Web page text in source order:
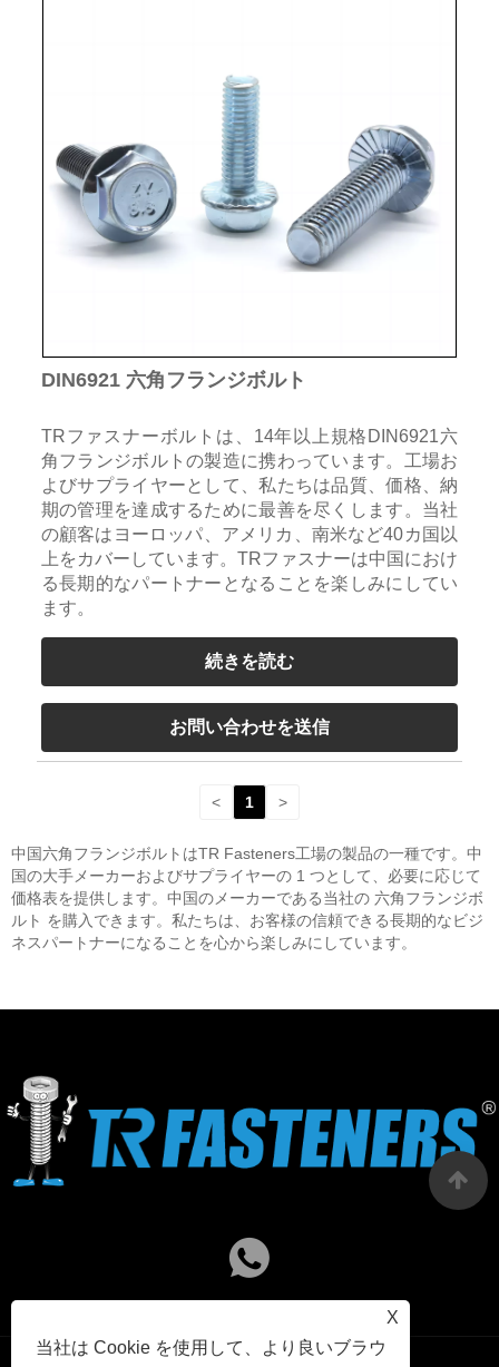
DIN6921 六角フランジボルト
TRファスナーボルトは、14年以上規格DIN6921六
角フランジボルトの製造に携わっています。工場お
よびサプライヤーとして、私たちは品質、価格、納
期の管理を達成するために最善を尽くします。当社
の顧客はヨーロッパ、アメリカ、南米など40カ国以
上をカバーしています。TRファスナーは中国におけ
る長期的なパートナーとなることを楽しみにしてい
ます。
続きを読む
お問い合わせを送信
< 1 >
中国六角フランジボルトはTR Fasteners工場の製品の一種です。中
国の大手メーカーおよびサプライヤーの 1 つとして、必要に応じて
価格表を提供します。中国のメーカーである当社の 六角フランジボ
ルト を購入できます。私たちは、お客様の信頼できる長期的なビジ
ネスパートナーになることを心から楽しみにしています。
X
当社は Cookie を使用して、より良いブラウ